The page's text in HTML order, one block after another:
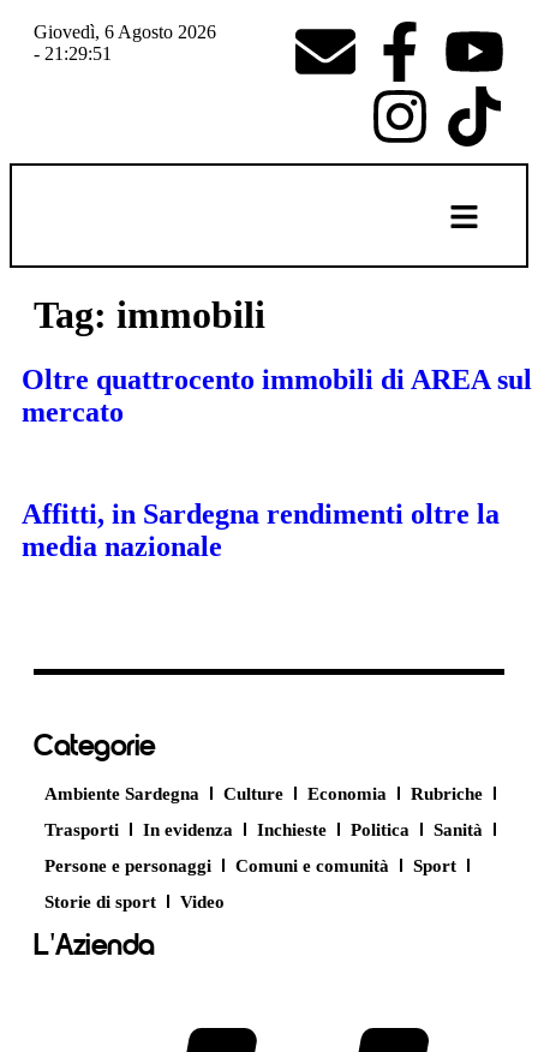
Giovedì, 6 Agosto 2026
- 21:29:52
Tag: immobili
Oltre quattrocento immobili di AREA sul
mercato
Affitti, in Sardegna rendimenti oltre la
media nazionale
Categorie
Ambiente Sardegna Culture Economia
Rubriche
Trasporti
In evidenza Inchieste Politica
Sanità
Persone e personaggi
Comuni e comunità
Sport
Storie di sport
Video
L'Azienda